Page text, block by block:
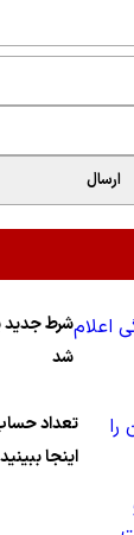
ارسال
شرط جدید
شد
تعداد
اینجا ببینید